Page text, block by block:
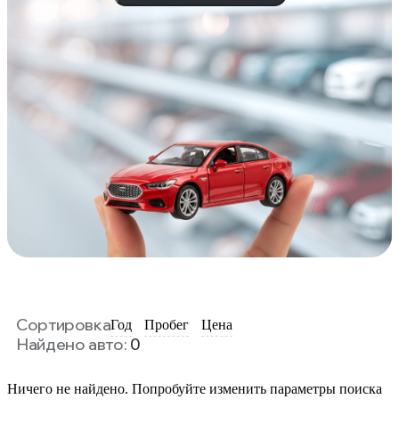
СортировкаГод Пробег Цена
Найдено авто: 0
Ничего не найдено. Попробуйте изменить параметры поиска